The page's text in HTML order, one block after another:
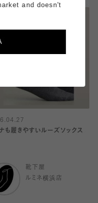
も履きやすいルーズソックス
靴下屋
ルミネ横浜店
and doesn't